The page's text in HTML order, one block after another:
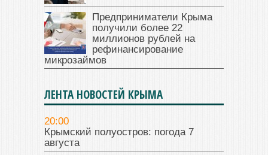
Предприниматели Крыма
получили более 22
миллионов рублей на
рефинансирование
микрозаймов
ЛЕНТА НОВОСТЕЙ КРЫМА
20:00
Крымский полуостров: погода 7
августа